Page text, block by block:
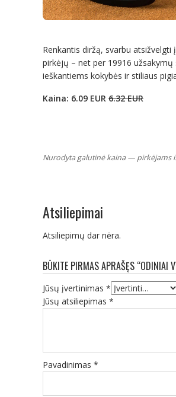
Renkantis diržą, svarbu
pirkėjų – net per 19916
ieškantiems kokybės ir stiliaus
Kaina: 6.09 EUR 6.32 EUR
Nurodyta galutinė kaina — pirkėjams
Atsiliepimai
Atsiliepimų dar nėra.
BŪKITE PIRMAS APRAŠĘS “ODINIAI
Jūsų įvertinimas *
Jūsų atsiliepimas *
Pavadinimas *